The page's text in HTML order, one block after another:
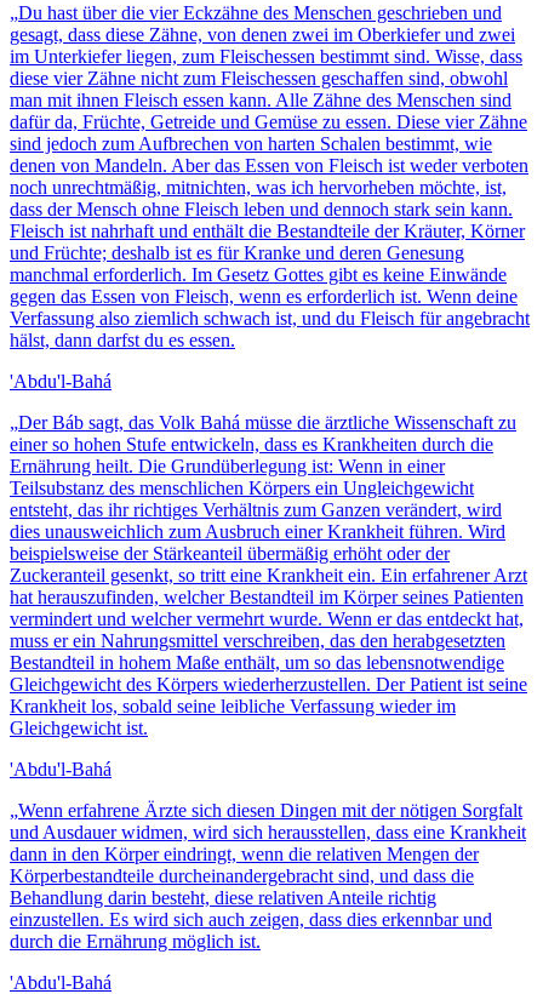
„Du hast über die vier Eckzähne des Menschen geschrieben und
gesagt, dass diese Zähne, von denen zwei im Oberkiefer und zwei
im Unterkiefer liegen, zum Fleischessen bestimmt sind. Wisse, dass
diese vier Zähne nicht zum Fleischessen geschaffen sind, obwohl
man mit ihnen Fleisch essen kann. Alle Zähne des Menschen sind
dafür da, Früchte, Getreide und Gemüse zu essen. Diese vier Zähne
sind jedoch zum Aufbrechen von harten Schalen bestimmt, wie
denen von Mandeln. Aber das Essen von Fleisch ist weder verboten
noch unrechtmäßig, mitnichten, was ich hervorheben möchte, ist,
dass der Mensch ohne Fleisch leben und dennoch stark sein kann.
Fleisch ist nahrhaft und enthält die Bestandteile der Kräuter, Körner
und Früchte; deshalb ist es für Kranke und deren Genesung
manchmal erforderlich. Im Gesetz Gottes gibt es keine Einwände
gegen das Essen von Fleisch, wenn es erforderlich ist. Wenn deine
Verfassung also ziemlich schwach ist, und du Fleisch für angebracht
hälst, dann darfst du es essen.
'Abdu'l-Bahá
„Der Báb sagt, das Volk Bahá müsse die ärztliche Wissenschaft zu
einer so hohen Stufe entwickeln, dass es Krankheiten durch die
Ernährung heilt. Die Grundüberlegung ist: Wenn in einer
Teilsubstanz des menschlichen Körpers ein Ungleichgewicht
entsteht, das ihr richtiges Verhältnis zum Ganzen verändert, wird
dies unausweichlich zum Ausbruch einer Krankheit führen. Wird
beispielsweise der Stärkeanteil übermäßig erhöht oder der
Zuckeranteil gesenkt, so tritt eine Krankheit ein. Ein erfahrener Arzt
hat herauszufinden, welcher Bestandteil im Körper seines Patienten
vermindert und welcher vermehrt wurde. Wenn er das entdeckt hat,
muss er ein Nahrungsmittel verschreiben, das den herabgesetzten
Bestandteil in hohem Maße enthält, um so das lebensnotwendige
Gleichgewicht des Körpers wiederherzustellen. Der Patient ist seine
Krankheit los, sobald seine leibliche Verfassung wieder im
Gleichgewicht ist.
'Abdu'l-Bahá
„Wenn erfahrene Ärzte sich diesen Dingen mit der nötigen Sorgfalt
und Ausdauer widmen, wird sich herausstellen, dass eine Krankheit
dann in den Körper eindringt, wenn die relativen Mengen der
Körperbestandteile durcheinandergebracht sind, und dass die
Behandlung darin besteht, diese relativen Anteile richtig
einzustellen. Es wird sich auch zeigen, dass dies erkennbar und
durch die Ernährung möglich ist.
'Abdu'l-Bahá